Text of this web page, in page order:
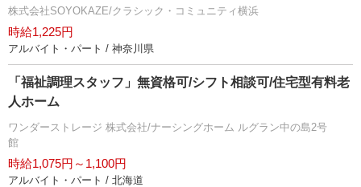
株式会社SOYOKAZE/クラシック・コミュニティ横浜
時給1,225円
アルバイト・パート / 神奈川県
「福祉調理スタッフ」無資格可/シフト相談可/住宅型有料老
人ホーム
ワンダーストレージ 株式会社/ナーシングホーム ルグラン中の島2号
館
時給1,075円～1,100円
アルバイト・パート / 北海道